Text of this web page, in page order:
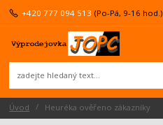
+420 777 094 513 (Po-Pá, 9-16 hod.)
Úvod Heuréka ověřeno zákazníky